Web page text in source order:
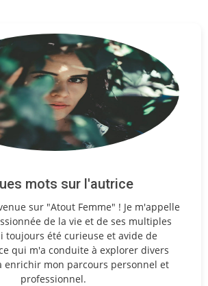
mots sur l'autrice
sur "Atout Femme" ! Je m'appelle
de la vie et de ses multiples
toujours été curieuse et avide de
qui m'a conduite à explorer divers
enrichir mon parcours personnel et
professionnel.